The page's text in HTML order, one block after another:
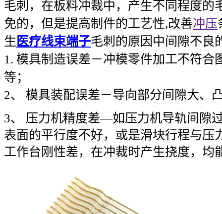
毛刺，在板料冲裁中，产生不同程度的
免的，但是提高制件的工艺性,改善冲压
生 医疗线束端子毛刺的原因中间隙不良
1. 模具制造误差－冲模零件加工不符合
等；
2、 模具装配误差－导向部分间隙大、
3、 压力机精度差—如压力机导轨间隙
表面的平行度不好，或是滑块行程与压
工作台刚性差，在冲裁时产生挠度，均